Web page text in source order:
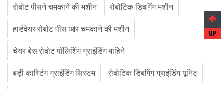
रोबोट पीसने चमकाने की मशीन
रोबोटिक डिबगिंग मशीन
हार्डवेयर रोबोट पीस और चमकाने की मशीन
चेयर बेस रोबोट पॉलिशिंग ग्राइंडिंग माहिने
बड़ी कास्टिंग ग्राइंडिंग सिस्टम
रोबोटिक डिबगिंग ग्राइंडिंग यूनिट